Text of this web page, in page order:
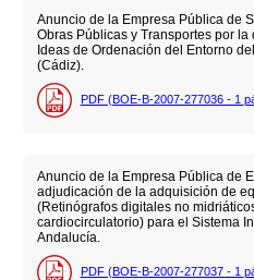
Anuncio de la Empresa Pública de
Obras Públicas y Transportes por
Ideas de Ordenación del Entorno
(Cádiz).
PDF (BOE-B-2007-277036 - 1
Anuncio de la Empresa Pública de
adjudicación de la adquisición de
(Retinógrafos digitales no
cardiocirculatorio) para el Sistema
Andalucía.
PDF (BOE-B-2007-277037 - 1